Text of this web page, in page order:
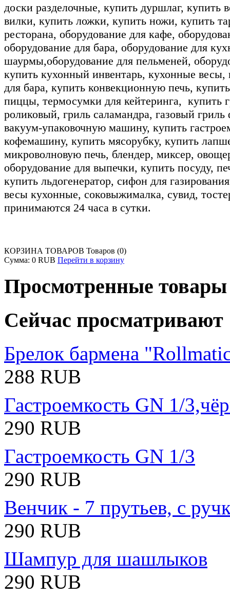
доски разделочные, купить дуршлаг,
вилки, купить ложки, купить ножи, купить
ресторана, оборудование для кафе,
оборудование для бара, оборудование для
шаурмы,оборудование для пельменей,
купить кухонный инвентарь, кухонные весы,
для бара, купить конвекционную печь,
пиццы, термосумки для кейтеринга, купить
роликовый, гриль саламандра, газовый
вакуум-упаковочную машину, купить
кофемашину, купить мясорубку, купить
микроволновую печь, блендер, миксер,
оборудование для выпечки, купить посуду,
купить льдогенератор, сифон для
весы кухонные, соковыжималка, сувид,
принимаются 24 часа в сутки.
КОРЗИНА ТОВАРОВ Товаров (0)
Сумма: 0 RUB Перейти в корзину
Просмотренные товары
Сейчас просматривают
Брелок бармена
288 RUB
Гастроемкость GN 1/
290 RUB
Гастроемкость GN 1/3
290 RUB
Венчик - 7 прутьев, с
290 RUB
Шампур для шашлыков
290 RUB